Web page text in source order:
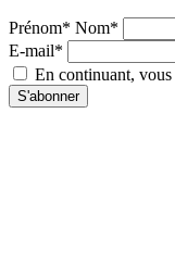
Prénom* Nom*
E-mail*
En continuant,